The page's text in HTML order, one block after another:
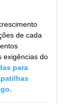
de cada
exigências do
para